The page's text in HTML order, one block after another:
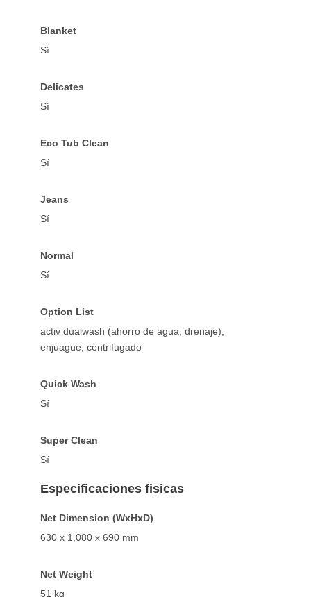
Blanket
Sí
Delicates
Sí
Eco Tub Clean
Sí
Jeans
Sí
Normal
Sí
Option List
activ dualwash (ahorro de agua, drenaje),
enjuague, centrifugado
Quick Wash
Sí
Super Clean
Sí
Especificaciones fisicas
Net Dimension (WxHxD)
630 x 1,080 x 690 mm
Net Weight
51 kg